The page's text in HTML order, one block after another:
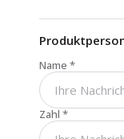
Name *
Zahl *